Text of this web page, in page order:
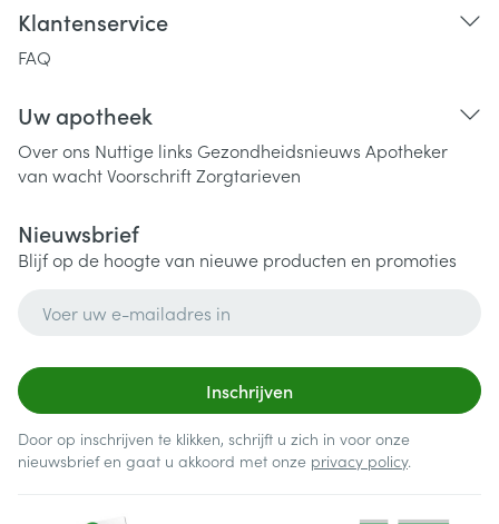
Klantenservice
FAQ
Uw apotheek
Over ons Nuttige links Gezondheidsnieuws Apotheker
van wachtVoorschriftZorgtarieven
Nieuwsbrief
Blijf op de hoogte van nieuwe producten en promoties
Inschrijven
Door op inschrijven te klikken, schrijft u zich in voor onze
nieuwsbrief en gaat u akkoord met onze privacy policy.